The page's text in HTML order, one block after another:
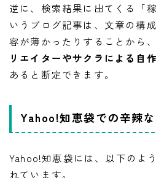
逆に、検索結果に出てくる「
いうブログ記事は、文章の構
容が薄かったりすることから
リエイターやサクラによる自
あると断定できます。
Yahoo!知恵袋での辛辣
Yahoo!知恵袋には、以下のよ
れています。
LINE追加して副業の相談